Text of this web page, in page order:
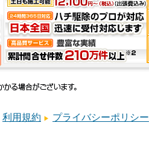
利用規約 プライバシーポリシー